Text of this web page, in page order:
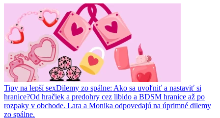
Tipy na lepší sexDilemy zo spálne: Ako sa uvoľniť a nastaviť si
hranice?Od hračiek a predohry cez libido a BDSM hranice až po
rozpaky v obchode. Lara a Monika odpovedajú na úprimné dilemy
zo spálne.